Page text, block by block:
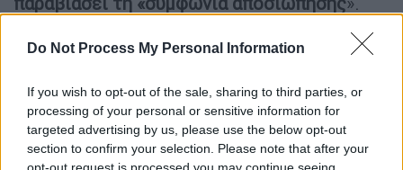
Do Not Process My Personal Information
If you wish to opt-out of the sale, sharing to third parties, or
processing of your personal or sensitive information for
targeted advertising by us, please use the below opt-out
section to confirm your selection. Please note that after your
Η Ντάνιελς δήλωσε στην εκπομπή του
CBS
δολαρίωνμιλώντας στην εθνική τηλεόραση,
αλλά «ήταν πολύ σημαντικό για μένα να
μπορώ να υπερασπιστώ τον εαυτό μου», είχε
πει.